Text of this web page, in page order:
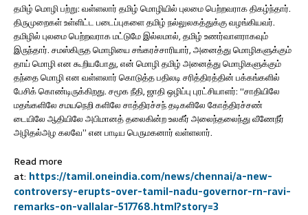
தமிழ் மொழி பற்று: வள்ளலார் தமிழ் மொழியில் புலமை பெற்றவராக திகழ்ந்தார்.
திருமுறைகள் உள்ளிட்ட படைப்புகளை தமிழ் நல்லுலகத்துக்கு வழங்கியவர்.
தமிழில் புலமை பெற்றவராக மட்டுமே இல்லமால், தமிழ் உணர்வாளராகவும்
இருந்தார். சமஸ்கிருத மொழியை சங்கரச்சாரியார், அனைத்து மொழிகளுக்கும்
தாய் மொழி என கூறியபோது, என் மொழி தமிழ் அனைத்து மொழிகளுக்கும்
தந்தை மொழி என வள்ளலார் கொடுத்த பதிலடி சரித்திரத்தின் பக்கங்களில்
பேசிக் கொண்டிருக்கிறது. சமூக நீதி, ஜாதி ஒழிப்பு புரட்சியாளர்: “சாதியிலே
மதங்களிலே சமயநெறி களிலே சாத்திரச்சந் தடிகளிலே கோத்திரச்சண்
டையிலே ஆதியிலே அபிமானத் தலைகின்ற உலகீர் அலைந்தலைந்து வீணேநீர்
அழிதல்அழ கலவே” என பாடிய பெருமகனார் வள்ளலார்.
Read more
at: https://tamil.oneindia.com/news/chennai/a-new-
controversy-erupts-over-tamil-nadu-governor-rn-ravi-
remarks-on-vallalar-517768.html?story=3